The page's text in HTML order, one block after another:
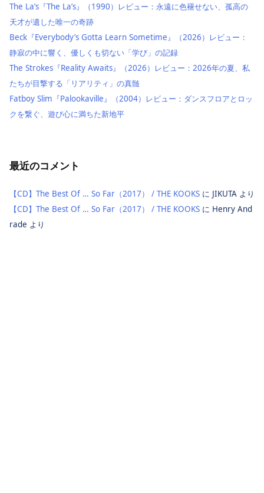
The La’s『The La’s』（1990）レビュー：永遠に色褪せない、孤高の
天才が遺した唯一の奇跡
Beck『Everybody’s Gotta Learn Sometime』（2026）レビュー：
静寂の中に響く、優しくも切ない「学び」の記録
The Strokes『Reality Awaits』（2026）レビュー：2026年の夏、私
たちが目撃する「リアリティ」の真髄
Fatboy Slim『Palookaville』（2004）レビュー：ダンスフロアとロッ
クを繋ぐ、遊び心に満ちた新地平
最近のコメント
【CD】The Best Of … So Far（2017） / THE KOOKS に JIKUTA より
【CD】The Best Of … So Far（2017） / THE KOOKS に Henry And
rade より